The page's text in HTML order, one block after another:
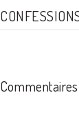
Commentaires